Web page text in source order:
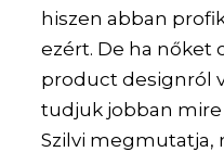
hiszen abban
ezért. De ha nőket
product designról
tudjuk jobban
Szilvi megmutatja,